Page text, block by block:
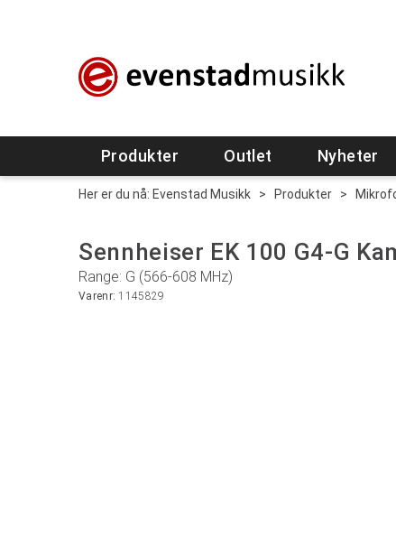
Produkter Outlet Nyheter
Her er du nå: Evenstad Musikk > Produkter >
Sennheiser EK 100 G4-G
Range: G (566-608 MHz)
Varenr:1145829